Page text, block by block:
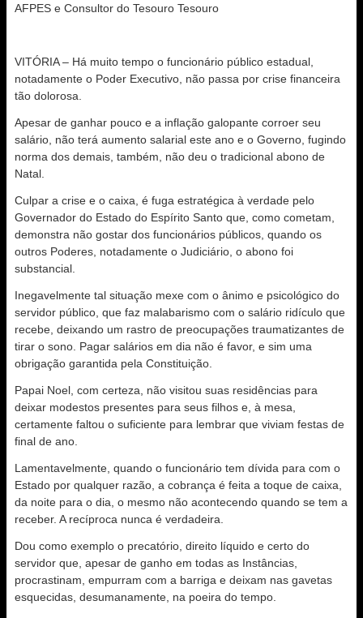
AFPES e Consultor do Tesouro Tesouro
VITÓRIA – Há muito tempo o funcionário público estadual,
notadamente o Poder Executivo, não passa por crise financeira
tão dolorosa.
Apesar de ganhar pouco e a inflação galopante corroer seu
salário, não terá aumento salarial este ano e o Governo, fugindo
norma dos demais, também, não deu o tradicional abono de
Natal.
Culpar a crise e o caixa, é fuga estratégica à verdade pelo
Governador do Estado do Espírito Santo que, como cometam,
demonstra não gostar dos funcionários públicos, quando os
outros Poderes, notadamente o Judiciário, o abono foi
substancial.
Inegavelmente tal situação mexe com o ânimo e psicológico do
servidor público, que faz malabarismo com o salário ridículo que
recebe, deixando um rastro de preocupações traumatizantes de
tirar o sono. Pagar salários em dia não é favor, e sim uma
obrigação garantida pela Constituição.
Papai Noel, com certeza, não visitou suas residências para
deixar modestos presentes para seus filhos e, à mesa,
certamente faltou o suficiente para lembrar que viviam festas de
final de ano.
Lamentavelmente, quando o funcionário tem dívida para com o
Estado por qualquer razão, a cobrança é feita a toque de caixa,
da noite para o dia, o mesmo não acontecendo quando se tem a
receber. A recíproca nunca é verdadeira.
Dou como exemplo o precatório, direito líquido e certo do
servidor que, apesar de ganho em todas as Instâncias,
procrastinam, empurram com a barriga e deixam nas gavetas
esquecidas, desumanamente, na poeira do tempo.